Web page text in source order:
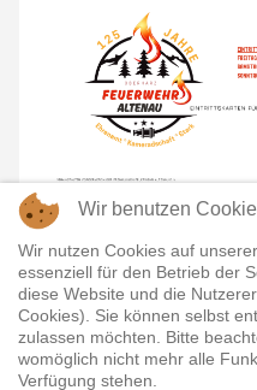
Share it:
Vorheriger Beitrag: Der
Zurück
Anna
Wir benutzen
Wir nutzen Cookies auf
essenziell für den Betrieb der
diese Website und die
Cookies). Sie können selbst
zulassen möchten. Bitte
womöglich nicht mehr alle
Verfügung stehen.